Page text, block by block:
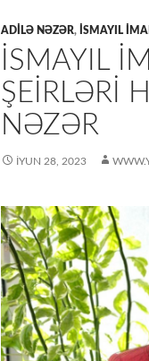
ADİLƏ NƏZƏR, İSMAYIL
İSMAYIL
ŞEİRLƏRİ
NƏZƏR
İYUN 28, 2023